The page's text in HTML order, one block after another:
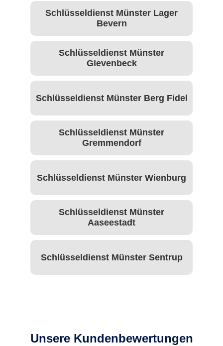
Schlüsseldienst Münster Lager
Bevern
Schlüsseldienst Münster
Gievenbeck
Schlüsseldienst Münster Berg Fidel
Schlüsseldienst Münster
Gremmendorf
Schlüsseldienst Münster Wienburg
Schlüsseldienst Münster
Aaseestadt
Schlüsseldienst Münster Sentrup
Unsere Kundenbewertungen